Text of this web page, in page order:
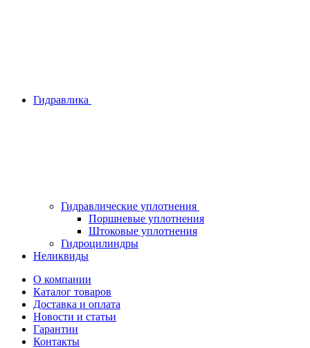
Гидравлика
Гидравлические уплотнения
Поршневые уплотнения
Штоковые уплотнения
Гидроцилиндры
Неликвиды
О компании
Каталог товаров
Доставка и оплата
Новости и статьи
Гарантии
Контакты